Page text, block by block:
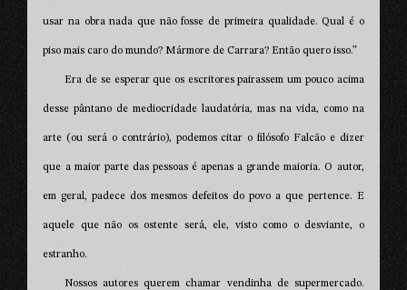
usar na obra nada que não fosse de primeira qualidade. Qual é o
piso mais caro do mundo? Mármore de Carrara? Então quero isso.”
Era de se esperar que os escritores pairassem um pouco acima
desse pântano de mediocridade laudatória, mas na vida, como na
arte (ou será o contrário), podemos citar o filósofo Falcão e dizer
que a maior parte das pessoas é apenas a grande maioria. O autor,
em geral, padece dos mesmos defeitos do povo a que pertence. E
aquele que não os ostente será, ele, visto como o desviante, o
estranho.
Nossos autores querem chamar vendinha de supermercado.